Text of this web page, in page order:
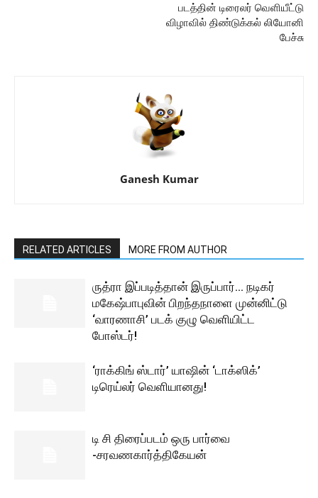
படத்தின் டிரைலர் வெளியீட்டு
விழாவில் திண்டுக்கல் லியோனி
பேச்சு
Ganesh Kumar
RELATED ARTICLES MORE FROM AUTHOR
ருத்ரா இப்படித்தான் இருப்பார்… நடிகர்
மகேஷ்பாபுவின் பிறந்தநாளை முன்னிட்டு
‘வாரணாசி’ படக் குழு வெளியிட்ட
போஸ்டர்!
‘ராக்கிங் ஸ்டார்’ யாஷின் ‘டாக்ஸிக்’
டிரெய்லர் வெளியானது!
டி சி திரைப்படம் ஒரு பார்வை
-சரவணகார்த்திகேயன்